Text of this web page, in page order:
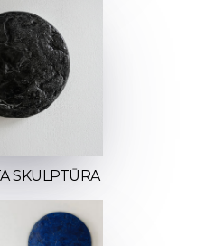
SKULPTŪRA